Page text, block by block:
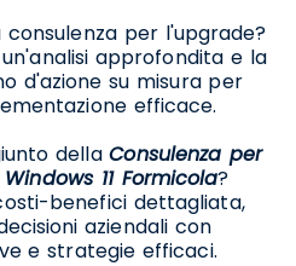
per l'upgrade?
approfondita e la
d'azione su misura per
efficace.
dellaConsulenza per
11 Formicola?
benefici dettagliata,
aziendali con
e strategie efficaci.